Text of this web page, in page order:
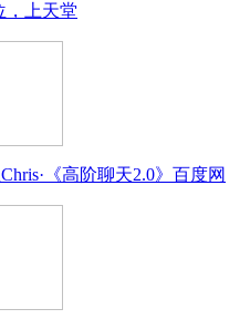
，上天堂
《高阶聊天2.0》百度网